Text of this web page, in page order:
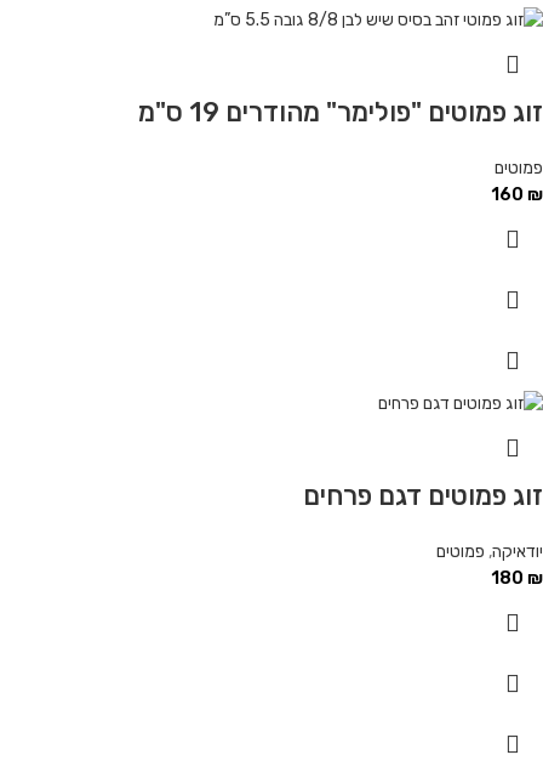
זוג פמוטים "פולימר" מהודרים 19 ס"מ
פמוטים
160 ₪
זוג פמוטים דגם פרחים
יודאיקה, פמוטים
180 ₪